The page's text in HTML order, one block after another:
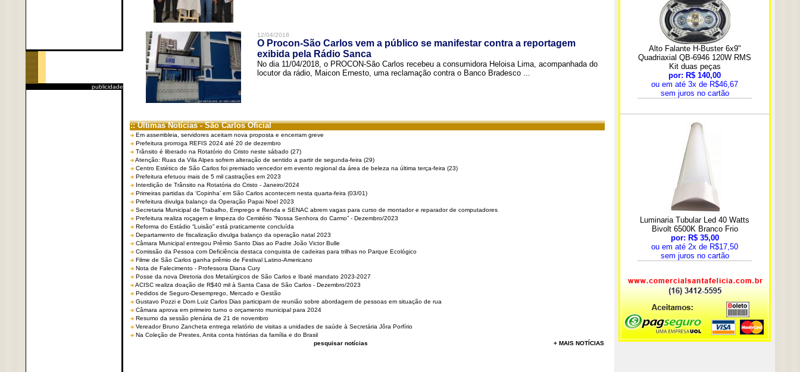
publicidade
12/04/2018
O Procon-São Carlos vem a público se manifestar contra a reportagem
exibida pela Rádio Sanca
No dia 11/04/2018, o PROCON-São Carlos recebeu a consumidora Heloisa Lima, acompanhada do
locutor da rádio, Maicon Ernesto, uma reclamação contra o Banco Bradesco ...
:: Últimas Notícias - São Carlos Oficial
Em assembleia, servidores aceitam nova proposta e encerram greve
Prefeitura prorroga REFIS 2024 até 20 de dezembro
Trânsito é liberado na Rotatório do Cristo neste sábado (27)
Atenção: Ruas da Vila Alpes sofrem alteração de sentido a partir de segunda-feira (29)
Centro Estético de São Carlos foi premiado vencedor em evento regional da área de beleza na última terça-feira (23)
Prefeitura efetuou mais de 5 mil castrações em 2023
Interdição de Trânsito na Rotatória do Cristo - Janeiro/2024
Primeiras partidas da ‘Copinha’ em São Carlos acontecem nesta quarta-feira (03/01)
Prefeitura divulga balanço da Operação Papai Noel 2023
Secretaria Municipal de Trabalho, Emprego e Renda e SENAC abrem vagas para curso de montador e reparador de computadores
Prefeitura realiza roçagem e limpeza do Cemitério “Nossa Senhora do Carmo” - Dezembro/2023
Reforma do Estádio “Luisão” está praticamente concluída
Departamento de fiscalização divulga balanço da operação natal 2023
Câmara Municipal entregou Prêmio Santo Dias ao Padre João Victor Bulle
Comissão da Pessoa com Deficiência destaca conquista de cadeiras para trilhas no Parque Ecológico
Filme de São Carlos ganha prêmio de Festival Latino-Americano
Nota de Falecimento - Professora Diana Cury
Posse da nova Diretoria dos Metalúrgicos de São Carlos e Ibaté mandato 2023-2027
ACISC realiza doação de R$40 mil à Santa Casa de São Carlos - Dezembro/2023
Pedidos de Seguro-Desemprego, Mercado e Gestão
Gustavo Pozzi e Dom Luiz Carlos Dias participam de reunião sobre abordagem de pessoas em situação de rua
Câmara aprova em primeiro turno o orçamento municipal para 2024
Resumo da sessão plenária de 21 de novembro
Vereador Bruno Zancheta entrega relatório de visitas a unidades de saúde à Secretária Jôra Porfírio
Na Coleção de Prestes, Anita conta histórias da família e do Brasil
pesquisar notícias
+ MAIS NOTÍCIAS